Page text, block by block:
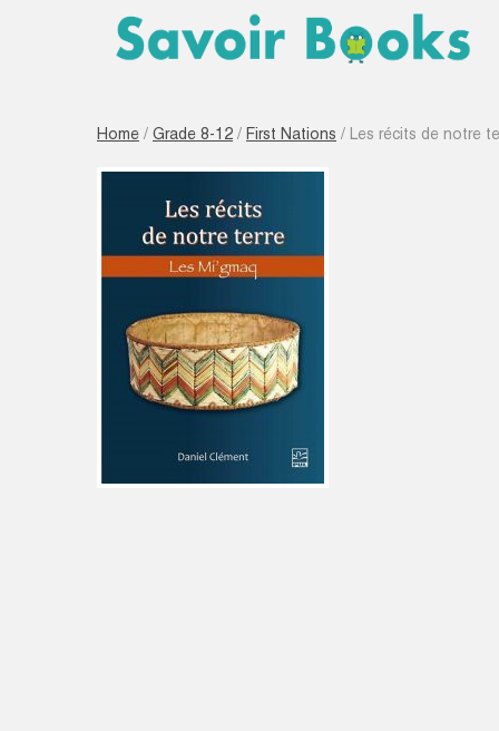
Home / Grade 8-12 / First Nations / Les récits de notre